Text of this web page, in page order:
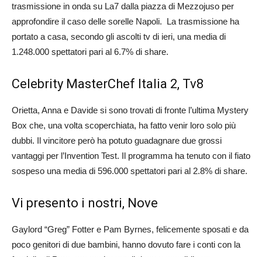
trasmissione in onda su La7 dalla piazza di Mezzojuso per
approfondire il caso delle sorelle Napoli. La trasmissione ha
portato a casa, secondo gli ascolti tv di ieri, una media di
1.248.000 spettatori pari al 6.7% di share.
Celebrity MasterChef Italia 2, Tv8
Orietta, Anna e Davide si sono trovati di fronte l’ultima Mystery
Box che, una volta scoperchiata, ha fatto venir loro solo più
dubbi. Il vincitore però ha potuto guadagnare due grossi
vantaggi per l’Invention Test. Il programma ha tenuto con il fiato
sospeso una media di 596.000 spettatori pari al 2.8% di share.
Vi presento i nostri, Nove
Gaylord “Greg” Fotter e Pam Byrnes, felicemente sposati e da
poco genitori di due bambini, hanno dovuto fare i conti con la